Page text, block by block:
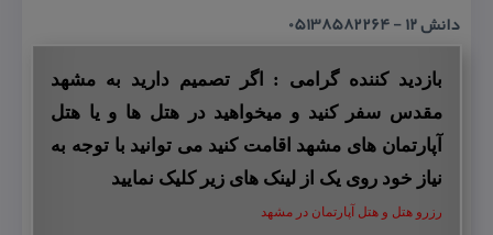
دانش ۱۲ - 05138582264
بازدید کننده گرامی : اگر تصمیم دارید به مشهد
مقدس سفر کنید و میخواهید در هتل ها و یا هتل
آپارتمان های مشهد اقامت کنید می توانید با توجه به
نیاز خود روی یک از لینک های زیر کلیک نمایید
رزرو هتل و هتل آپارتمان در مشهد